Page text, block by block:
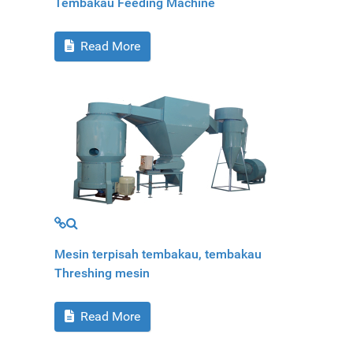
Read More
MOD_JTCS_VIEW_ARTICLE_LINK
Mesin terpisah tembakau, tembakau
Threshing mesin
Read More